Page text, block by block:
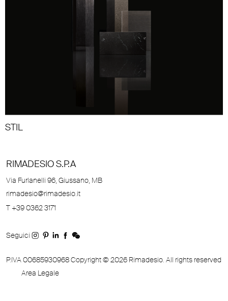
STIL
RIMADESIO S.P.A
Via Furlanelli 96, Giussano, MB
rimadesio@rimadesio.it
T +39 0362 3171
Seguici
P.IVA 00685930968 Copyright © 2026 Rimadesio. All rights reserved
Area Legale